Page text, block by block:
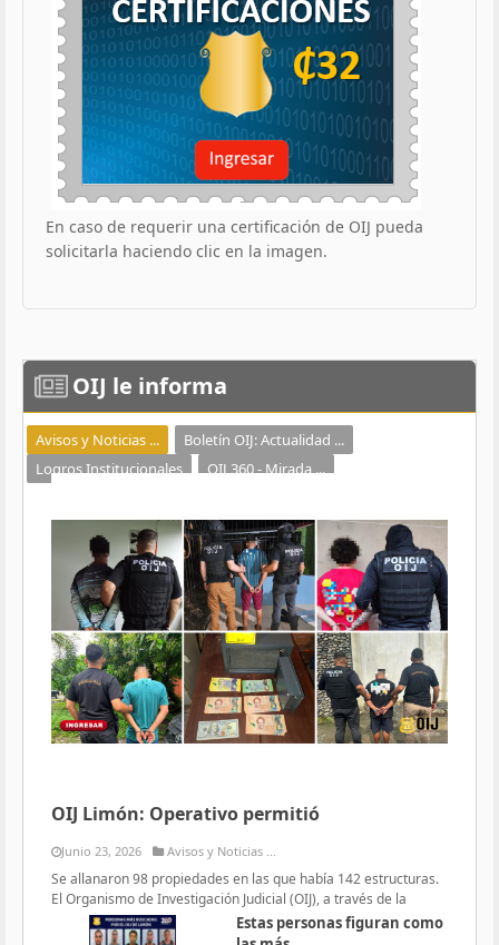
En caso de requerir una certificación de OIJ pueda
solicitarla haciendo clic en la imagen.
OIJ le informa
Avisos y Noticias ...
Boletín OIJ: Actualidad ...
Logros Institucionales
OIJ 360 - Mirada ...
OIJ Limón: Operativo permitió
Junio 23, 2026 Avisos y Noticias ...
Se allanaron 98 propiedades en las que había 142 estructuras.
El Organismo de Investigación Judicial (OIJ), a través de la
Estas personas figuran como